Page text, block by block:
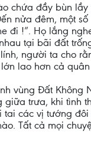
chứa đầy bùn
nửa đêm, một
đi !”. Họ lắng
tại bãi đất
người ta cho
lao hơn cả
vùng Đất Không
trưa, khi tình
các vị tướng
Tất cả mọi